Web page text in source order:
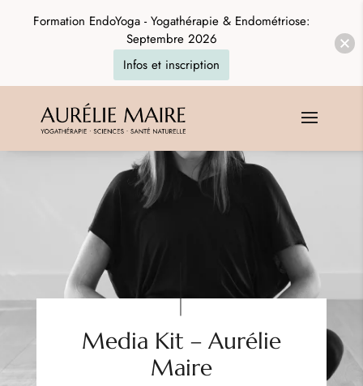
Media Kit – Aurélie
Maire
Formation EndoYoga - Yogathérapie & Endométriose:
Septembre 2026
Infos et inscription